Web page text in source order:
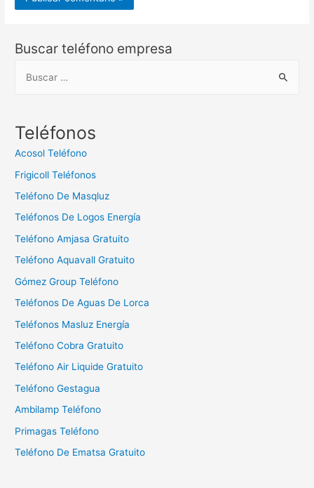
Buscar teléfono empresa
c
:
Teléfonos
Acosol Teléfono
Frigicoll Teléfonos
Teléfono De Masqluz
Teléfonos De Logos Energía
Teléfono Amjasa Gratuito
Teléfono Aquavall Gratuito
Gómez Group Teléfono
Teléfonos De Aguas De Lorca
Teléfonos Masluz Energía
Teléfono Cobra Gratuito
Teléfono Air Liquide Gratuito
Teléfono Gestagua
Ambilamp Teléfono
Primagas Teléfono
Teléfono De Ematsa Gratuito